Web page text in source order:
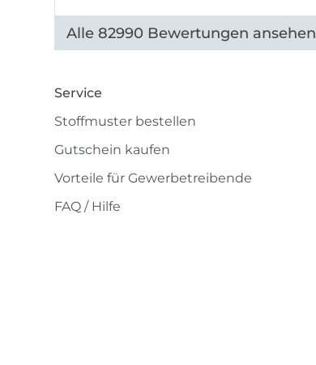
Alle 82990 Bewertungen ansehen
Service
Stoffmuster bestellen
Gutschein kaufen
Vorteile für Gewerbetreibende
FAQ / Hilfe